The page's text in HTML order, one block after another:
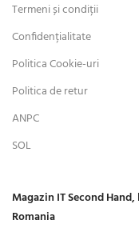
Termeni și condiții
Confidențialitate
Politica Cookie-uri
Politica de retur
ANPC
SOL
Magazin IT Second
Romania